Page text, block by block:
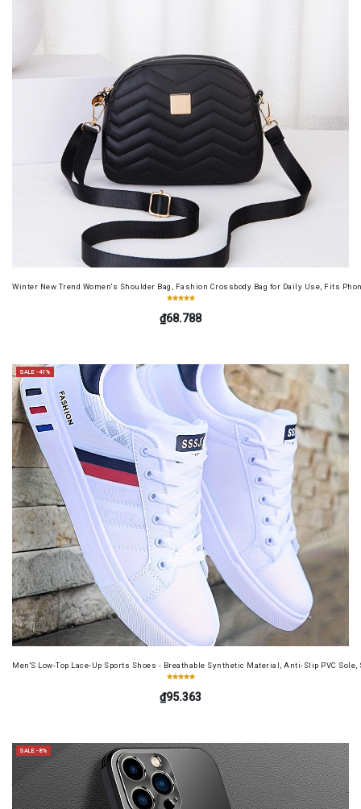
Winter New Trend Women's Shoulder Bag, Fashion Crossbody Bag for Daily Use, Fits
₫68.788
SALE -41%
Men'S Low-Top Lace-Up Sports Shoes - Breathable Synthetic Material, Anti-Slip PVC
₫95.363
SALE -8%